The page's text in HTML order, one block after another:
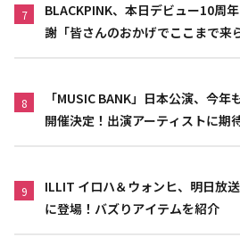
7
BLACKPINK、本日デビュー10周
謝「皆さんのおかげでここまで来
8
「MUSIC BANK」日本公演、今
開催決定！出演アーティストに期
9
ILLIT イロハ＆ウォンヒ、明日放
に登場！バズりアイテムを紹介